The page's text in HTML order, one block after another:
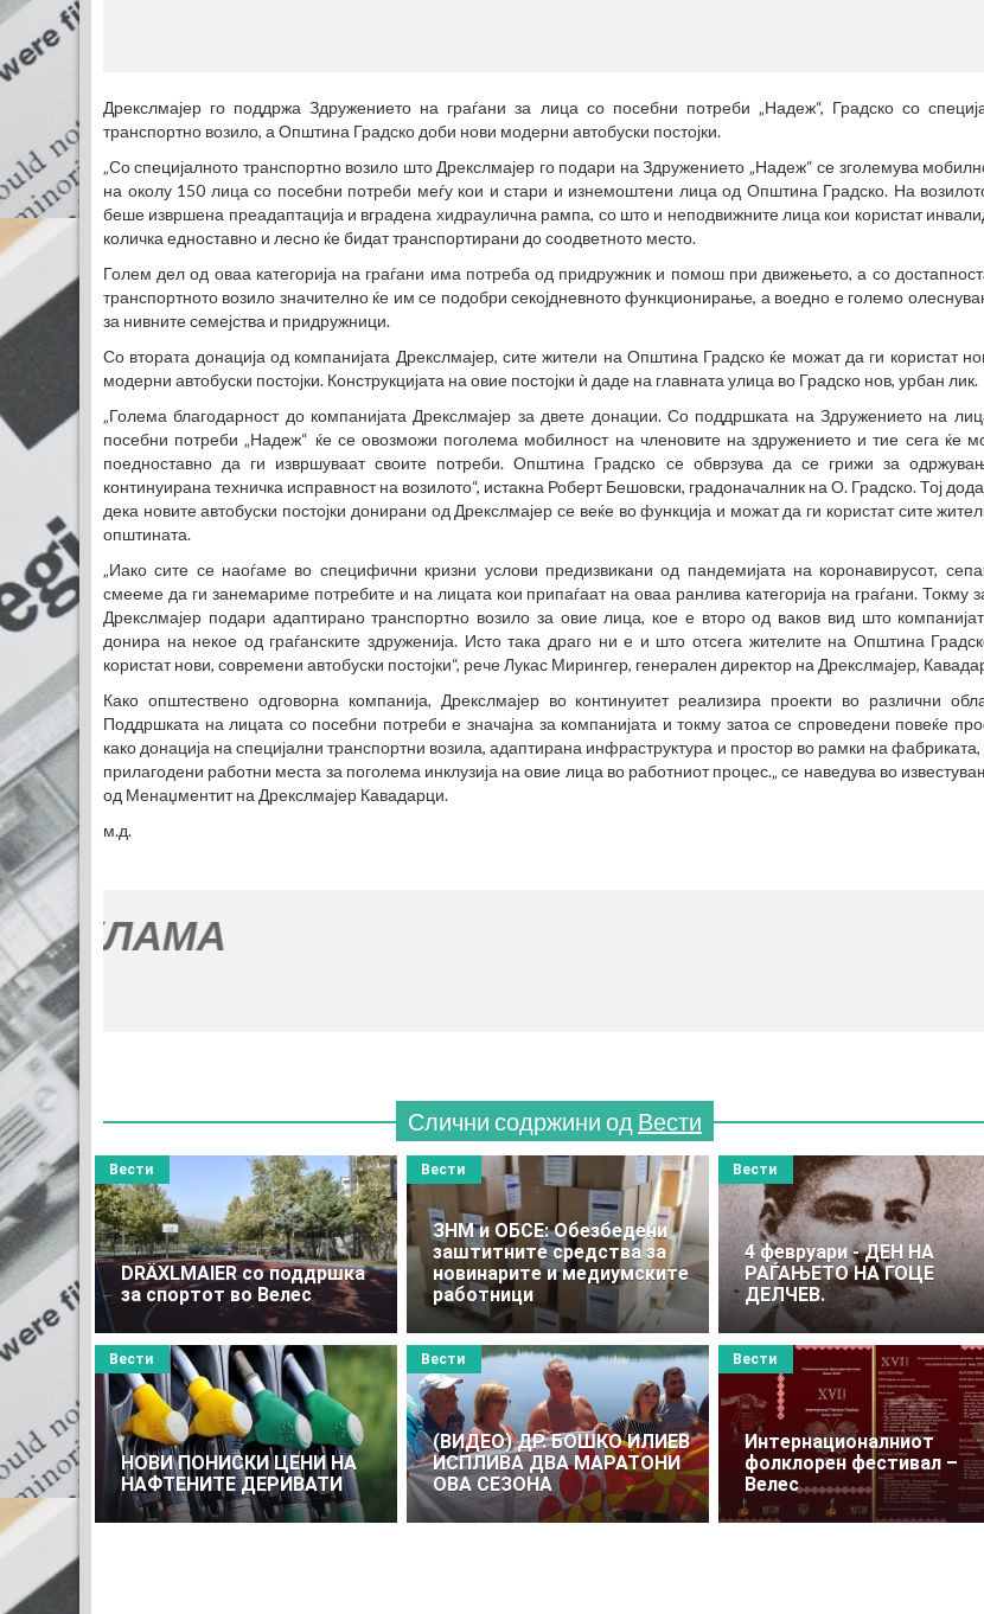
Дрекслмајер го поддржа Здружението на граѓани за лица со посебни потреби „Надеж“, Градско со
транспортно возило, а Општина Градско доби нови модерни автобуски постојки.
„Со специјалното транспортно возило што Дрекслмајер го подари на Здружението „Надеж“ се зголемува
на околу 150 лица со посебни потреби меѓу кои и стари и изнемоштени лица од Општина Градско. На
беше извршена преадаптација и вградена хидраулична рампа, со што и неподвижните лица кои користат
количка едноставно и лесно ќе бидат транспортирани до соодветното место.
Голем дел од оваа категорија на граѓани има потреба од придружник и помош при движењето, а со
транспортното возило значително ќе им се подобри секојдневното функционирање, а воедно е големо
за нивните семејства и придружници.
Со втората донација од компанијата Дрекслмајер, сите жители на Општина Градско ќе можат да ги користат
модерни автобуски постојки. Конструкцијата на овие постојки ѝ даде на главната улица во Градско нов, урбан лик.
„Голема благодарност до компанијата Дрекслмајер за двете донации. Со поддршката на Здружението на
посебни потреби „Надеж“ ќе се овозможи поголема мобилност на членовите на здружението и тие сега ќе
поедноставно да ги извршуваат своите потреби. Општина Градско се обврзува да се грижи за
континуирана техничка исправност на возилото“, истакна Роберт Бешовски, градоначалник на О. Градско. Тој
дека новите автобуски постојки донирани од Дрекслмајер се веќе во функција и можат да ги користат сите
општината.
„Иако сите се наоѓаме во специфични кризни услови предизвикани од пандемијата на коронавирусот,
смееме да ги занемариме потребите и на лицата кои припаѓаат на оваа ранлива категорија на граѓани. Токму
Дрекслмајер подари адаптирано транспортно возило за овие лица, кое е второ од ваков вид што
донира на некое од граѓанските здруженија. Исто така драго ни е и што отсега жителите на Општина
користат нови, современи автобуски постојки“, рече Лукас Мирингер, генерален директор на Дрекслмајер,
Како општествено одговорна компанија, Дрекслмајер во континуитет реализира проекти во различни
Поддршката на лицата со посебни потреби е значајна за компанијата и токму затоа се спроведени повеќе
како донација на специјални транспортни возила, адаптирана инфраструктура и простор во рамки на фабриката,
прилагодени работни места за поголема инклузија на овие лица во работниот процес.„ се наведува во
од Менаџментит на Дрекслмајер Кавадарци.
м.д.
Слични содржини од Вести
DRӒXLMAIER со поддршка
за спортот во Велес
Вести
ЗНМ и ОБСЕ: Обезбедени
заштитните средства за
новинарите и медиумските
работници
Вести
4 февруари - ДЕН НА
РАЃАЊЕТО НА ГОЦЕ
ДЕЛЧЕВ.
Вести
НОВИ ПОНИСКИ ЦЕНИ НА
НАФТЕНИТЕ ДЕРИВАТИ
Вести
(ВИДЕО) ДР. БОШКО ИЛИЕВ
ИСПЛИВА ДВА МАРАТОНИ
ОВА СЕЗОНА
Вести
Интернационалниот
фолклорен фестивал –
Велес
Вести